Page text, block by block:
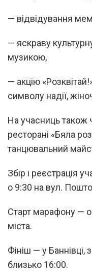
— відвідування
— яскраву
музикою,
— акцію
символу надії,
На учасниць також
ресторані «Бяла
танцювальний
Збір і реєстрація
о 9:30 на вул.
Старт марафону — о
міста.
Фініш — у
близько 16:00.